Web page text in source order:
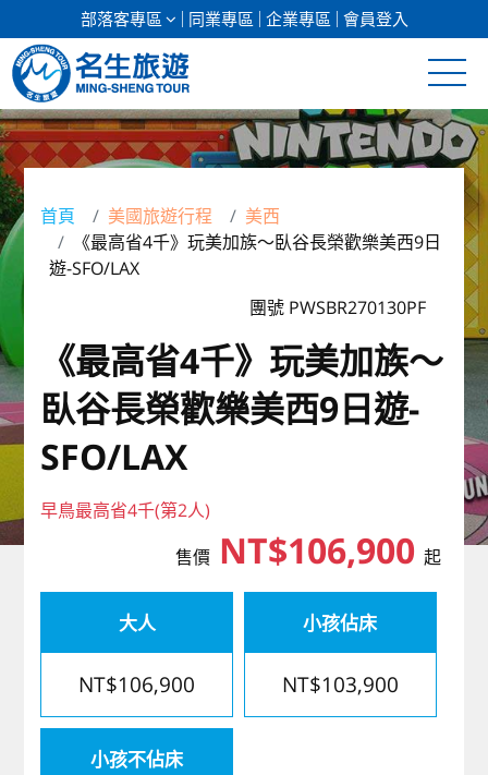
部落客專區 同業專區 企業專區 會員登入
清倉促銷
日本專館
郵輪假期
東南亞
美加紐澳
歐洲
首頁 美國旅遊行程
美西
《最高省4千》玩美加族～臥谷長榮歡樂美西9日
遊-SFO/LAX
團號 PWSBR270130PF
《最高省4千》玩美加族～
臥谷長榮歡樂美西9日遊-
SFO/LAX
早鳥最高省4千(第2人)
售價NT$106,900 起
大人
NT$106,900
小孩佔床
NT$103,900
小孩不佔床